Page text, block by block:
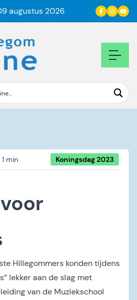
augustus 2026
Koningsdag 2023
Hillegommers konden tijdens
lekker aan de slag met
van de Muziekschool